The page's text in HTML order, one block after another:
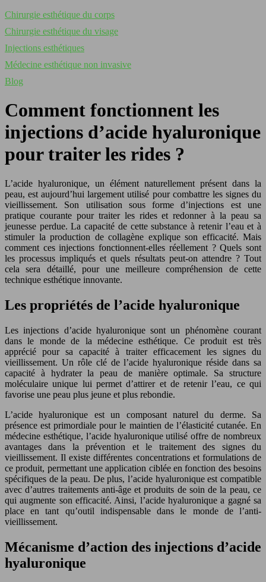
Chirurgie esthétique du corps
Chirurgie esthétique du visage
Injections esthétiques
Médecine esthétique non invasive
Blog
Comment fonctionnent les
injections d’acide hyaluronique
pour traiter les rides ?
L’acide hyaluronique, un élément naturellement présent dans la
peau, est aujourd’hui largement utilisé pour combattre les signes du
vieillissement. Son utilisation sous forme d’injections est une
pratique courante pour traiter les rides et redonner à la peau sa
jeunesse perdue. La capacité de cette substance à retenir l’eau et à
stimuler la production de collagène explique son efficacité. Mais
comment ces injections fonctionnent-elles réellement ? Quels sont
les processus impliqués et quels résultats peut-on attendre ? Tout
cela sera détaillé, pour une meilleure compréhension de cette
technique esthétique innovante.
Les propriétés de l’acide hyaluronique
Les injections d’acide hyaluronique sont un phénomène courant
dans le monde de la médecine esthétique. Ce produit est très
apprécié pour sa capacité à traiter efficacement les signes du
vieillissement. Un rôle clé de l’acide hyaluronique réside dans sa
capacité à hydrater la peau de manière optimale. Sa structure
moléculaire unique lui permet d’attirer et de retenir l’eau, ce qui
favorise une peau plus jeune et plus rebondie.
L’acide hyaluronique est un composant naturel du derme. Sa
présence est primordiale pour le maintien de l’élasticité cutanée. En
médecine esthétique, l’acide hyaluronique utilisé offre de nombreux
avantages dans la prévention et le traitement des signes du
vieillissement. Il existe différentes concentrations et formulations de
ce produit, permettant une application ciblée en fonction des besoins
spécifiques de la peau. De plus, l’acide hyaluronique est compatible
avec d’autres traitements anti-âge et produits de soin de la peau, ce
qui augmente son efficacité. Ainsi, l’acide hyaluronique a gagné sa
place en tant qu’outil indispensable dans le monde de l’anti-
vieillissement.
Mécanisme d’action des injections d’acide
hyaluronique